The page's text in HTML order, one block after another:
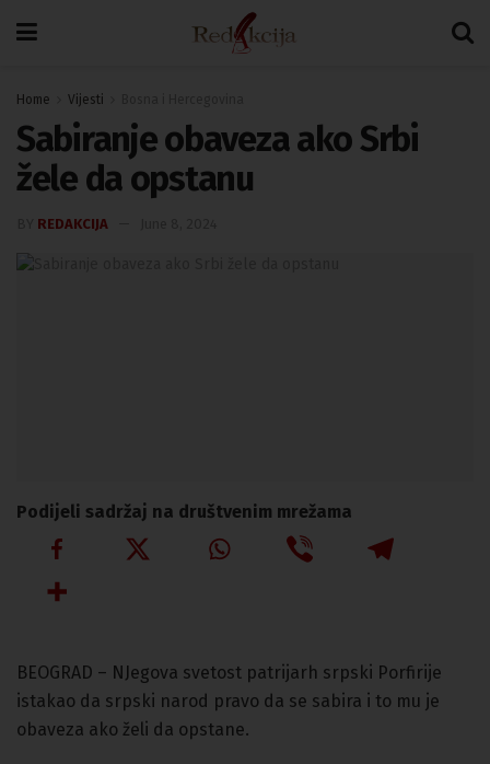
Home Vijesti
Sabiranje obaveza ako Srbi
žele da opstanu
REDAKCIJA
Podijeli sadržaj na društvenim mrežama
BEOGRAD – NJegova svetost patrijarh srpski Porfirije
istakao da srpski narod pravo da se sabira i to mu je
obaveza ako želi da opstane.